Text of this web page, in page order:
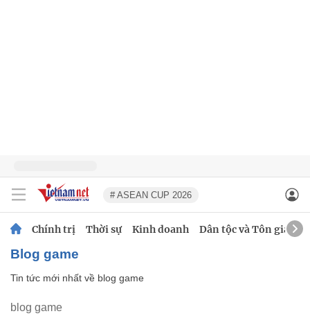
# ASEAN CUP 2026
Chính trị Thời sự Kinh doanh Dân tộc và Tôn giáo
blog game
Tin tức mới nhất về blog game
blog game